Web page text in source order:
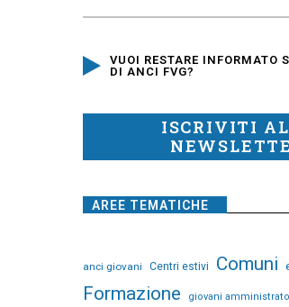
VUOI RESTARE INFORMATO
DI ANCI FVG?
ISCRIVITI
AREE TEMATICHE
anci giovani Centri estivi Comuni
Formazione giovani